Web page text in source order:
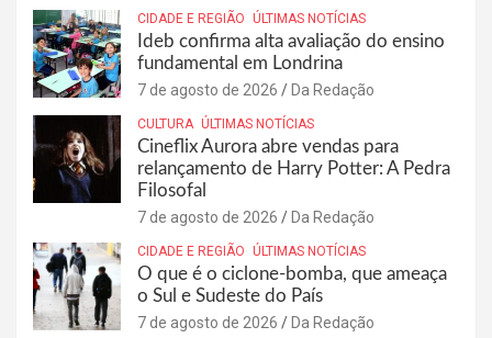
CIDADE E REGIÃO ÚLTIMAS NOTÍCIAS
Ideb confirma alta avaliação do ensino
fundamental em Londrina
7 de agosto de 2026 Da Redação
CULTURA ÚLTIMAS NOTÍCIAS
Cineflix Aurora abre vendas para
relançamento de Harry Potter: A Pedra
Filosofal
7 de agosto de 2026 Da Redação
CIDADE E REGIÃO ÚLTIMAS NOTÍCIAS
O que é o ciclone-bomba, que ameaça
o Sul e Sudeste do País
7 de agosto de 2026 Da Redação